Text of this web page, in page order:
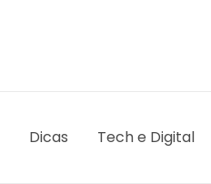
Dicas Tech e Digital